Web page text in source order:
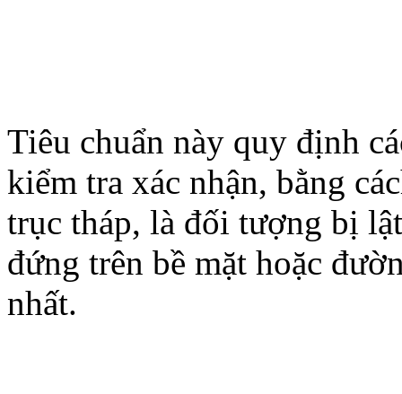
Tiêu chuẩn này quy định
kiểm tra xác nhận, bằng
trục tháp, là đối tượng bị
đứng trên bề mặt hoặc
nhất.